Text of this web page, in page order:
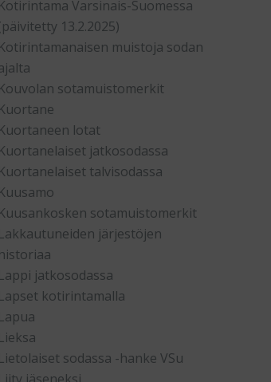
Kotirintama Varsinais-Suomessa
13.2.2025)
Kotirintamanaisen muistoja sodan
Kouvolan sotamuistomerkit
Kuortane
Kuortaneen lotat
Kuortanelaiset jatkosodassa
Kuortanelaiset talvisodassa
Kuusamo
Kuusankosken sotamuistomerkit
Lakkautuneiden järjestöjen
historiaa
Lappi jatkosodassa
Lapset kotirintamalla
Lapua
Lieksa
Lietolaiset sodassa -hanke VSu